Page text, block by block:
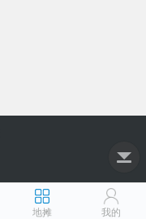
地摊 我的